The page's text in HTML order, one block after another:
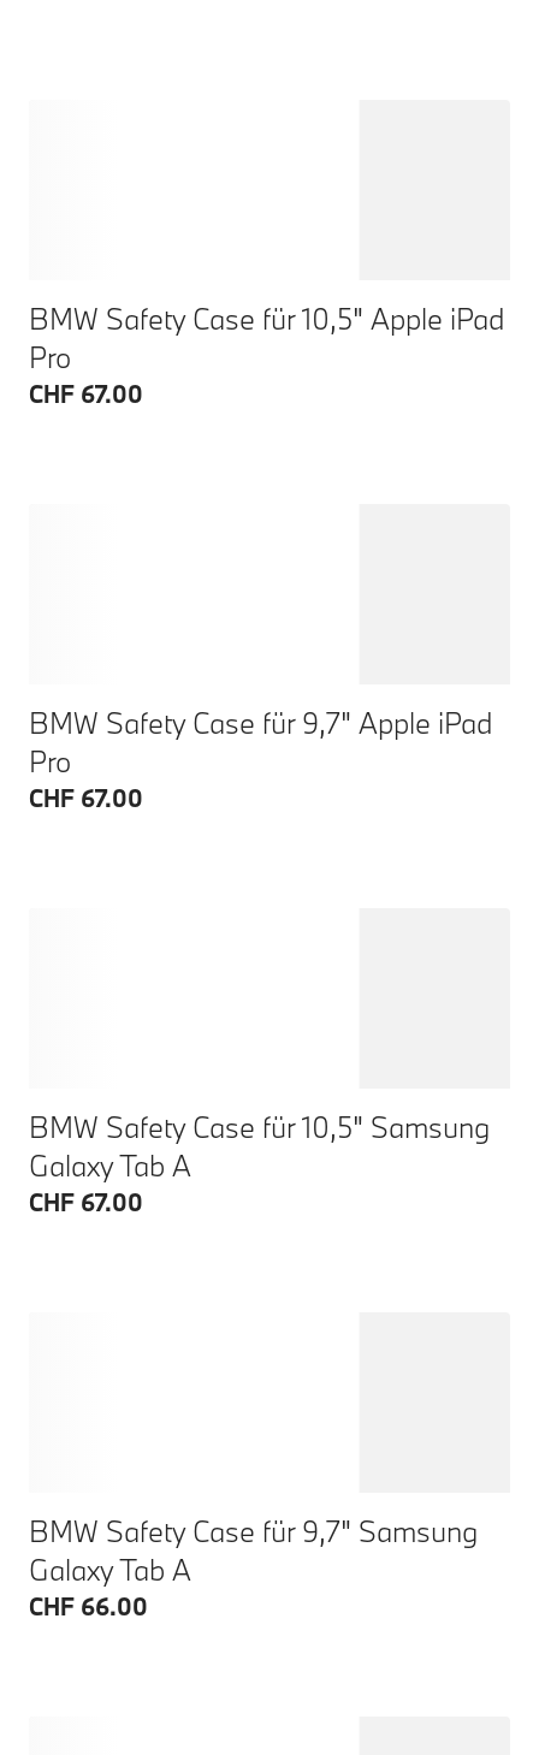
BMW Safety Case für 10,5" Apple iPad
Pro
CHF 67.00
BMW Safety Case für 9,7" Apple iPad
Pro
CHF 67.00
BMW Safety Case für 10,5" Samsung
Galaxy Tab A
CHF 67.00
BMW Safety Case für 9,7" Samsung
Galaxy Tab A
CHF 66.00